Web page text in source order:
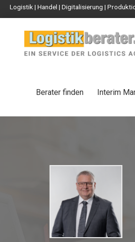
Logistik | Handel | Digitalisierung |
Berater finden Interim